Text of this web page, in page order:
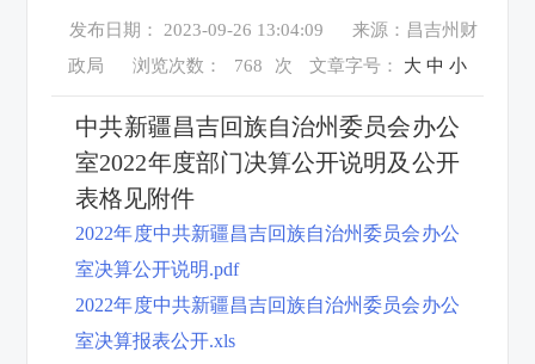
发布日期： 2023-09-26 13:04:09
来源：昌吉州财
政局
浏览次数： 768 次 文章字号： 大 中 小
中共新疆昌吉回族自治州委员会办公
室2022年度部门决算公开说明及公开
表格见附件
2022年度中共新疆昌吉回族自治州委员会办公
室决算公开说明.pdf
2022年度中共新疆昌吉回族自治州委员会办公
室决算报表公开.xls